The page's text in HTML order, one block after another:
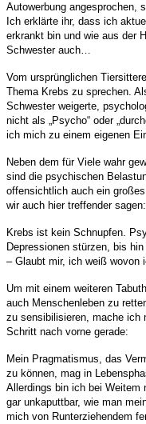
Autowerbung angesprochen,
Ich erklärte ihr, dass ich
erkrankt bin und wie aus der
Schwester auch…
Vom ursprünglichen
Thema Krebs zu sprechen.
Schwester weigerte,
nicht als „Psycho“ oder
ich mich zu einem eigenen
Neben dem für Viele wahr
sind die psychischen
offensichtlich auch ein
wir auch hier treffender
Krebs ist kein Schnupfen.
Depressionen stürzen, bis
– Glaubt mir, ich weiß wovon
Um mit einem weiteren
auch Menschenleben zu
zu sensibilisieren, mache ich
Schritt nach vorne gerade:
Mein Pragmatismus, das
zu können, mag in
Allerdings bin ich bei Weitem
gar unkaputtbar, wie man
mich von Runterziehendem